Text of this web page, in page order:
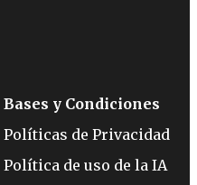
Bases y Condiciones
Políticas de Privacidad
Política de uso de la IA